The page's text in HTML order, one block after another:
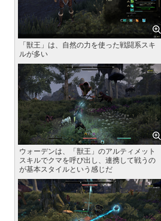
「獣王」は、自然の力を使った戦闘系スキ
ルが多い
ウォーデンは、「獣王」のアルティメット
スキルでクマを呼び出し、連携して戦うの
が基本スタイルという感じだ